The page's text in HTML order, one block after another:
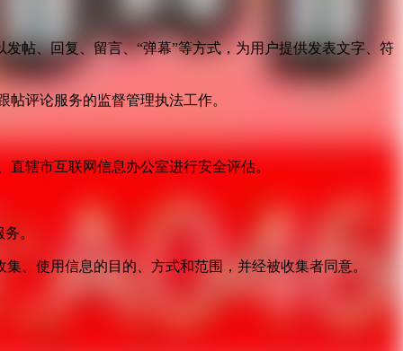
帖、回复、留言、“弹幕”等方式，为用户提供发表文字、符
评论服务的监督管理执法工作。
辖市互联网信息办公室进行安全评估。
。
、使用信息的目的、方式和范围，并经被收集者同意。